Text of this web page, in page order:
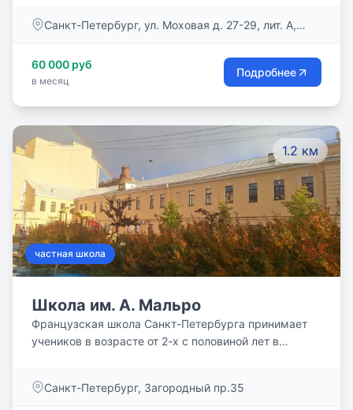
Санкт-Петербург, ул. Моховая д. 27-29, лит. А,
60 000 руб
в месяц
Подробнее
1.2 км
частная школа
Школа им. А. Мальро
Французская школа Санкт-Петербурга принимает
учеников в возрасте от 2-х с половиной лет в
Санкт-Петербург, Загородный пр.35